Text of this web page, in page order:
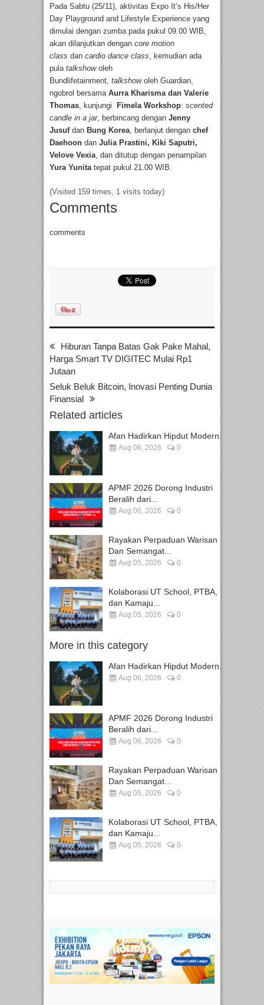
Pada Sabtu (25/11), aktivitas Expo It’s His/Her
Day Playground and Lifestyle Experience yang
dimulai dengan zumba pada pukul 09.00 WIB,
akan dilanjutkan dengan core motion
class dan cardio dance class, kemudian ada
pula talkshowoleh
Bundlifetainment, talkshowoleh Guardian,
ngobrol bersama Aurra Kharisma dan Valerie
Thomas, kunjungi Fimela Workshop: scented
candle in a jar, berbincang dengan Jenny
Jusufdan Bung Korea, berlanjut dengan chef
Daehoon dan Julia Prastini, Kiki Saputri,
Velove Vexia, dan ditutup dengan penampilan
Yura Yunitatepat pukul 21.00 WIB.
(Visited 159 times, 1 visits today)
Comments
comments
Hiburan Tanpa Batas Gak Pake Mahal,
Harga Smart TV DIGITEC Mulai Rp1
Jutaan
Seluk Beluk Bitcoin, Inovasi Penting Dunia
Finansial
Related articles
Afan Hadirkan Hipdut Modern...
Aug 06, 2026 0
APMF 2026 Dorong Industri
Beralih dari...
Aug 06, 2026 0
Rayakan Perpaduan Warisan
Dan Semangat...
Aug 05, 2026 0
Kolaborasi UT School, PTBA,
dan Kamaju...
Aug 05, 2026 0
More in this category
Afan Hadirkan Hipdut Modern...
Aug 06, 2026 0
APMF 2026 Dorong Industri
Beralih dari...
Aug 06, 2026 0
Rayakan Perpaduan Warisan
Dan Semangat...
Aug 05, 2026 0
Kolaborasi UT School, PTBA,
dan Kamaju...
Aug 05, 2026 0